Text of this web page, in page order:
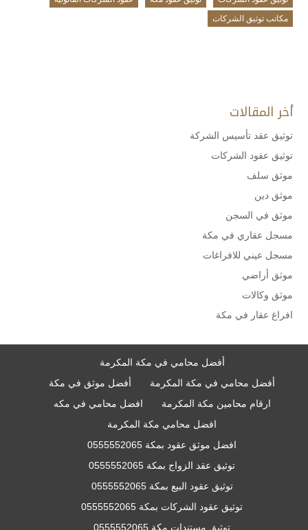
مكاتب توثيق الشركات
أخر المقالات
توثيق عقد تأسيس الشركة
توثيق عقود الشركات
موثق سلف
موثق دين
موثق في السجن
مسجل عقاري في مكة
مسجل عيني للافراغات
موثق أراضي
موثق وكالات
افراغ عقار في مكة
أفضل محامي في مكة المكرمة
أفضل محامي في مكة المكرمة
أفضل موثق في مكة
ارقام محامين مكة المكرمة
افضل محامي في مكه
افضل محامي مكة المكرمة
افضل موثق عقود بمكة 0555552065
توثيق عقد الزواج بمكة 0555552065
توثيق عقود البيع بمكة 0555552065
توثيق عقود الشركات بمكة 0555552065
توثيق مستندات مكة 0555552065